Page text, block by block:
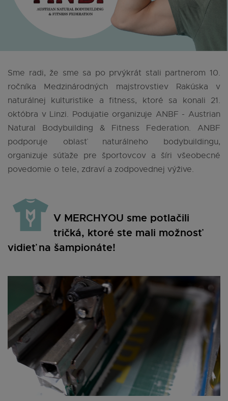
Sme radi, že sme sa po prvýkrát stali partnerom 10.
ročníka Medzinárodných majstrovstiev Rakúska v
naturálnej kulturistike a fitness, ktoré sa konali 21.
októbra v Linzi. Podujatie organizuje ANBF - Austrian
Natural Bodybuilding & Fitness Federation. ANBF
podporuje oblasť naturálneho bodybuildingu,
organizuje súťaže pre športovcov a šíri všeobecné
povedomie o tele, zdraví a zodpovednej výžive.
V MERCHYOU sme potlačili
tričká, ktoré ste mali možnosť
vidieť na šampionáte!